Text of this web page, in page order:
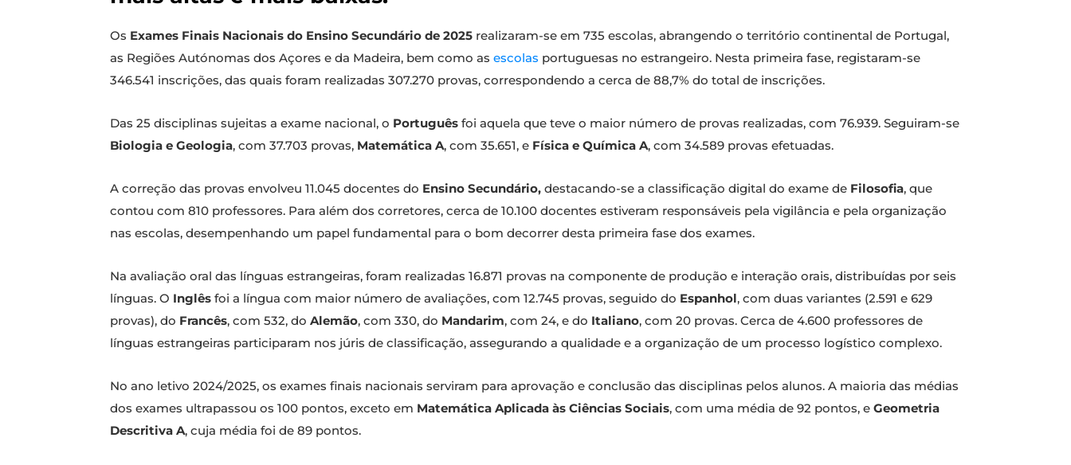
Os Exames Finais Nacionais do Ensino Secundário de 2025 realizaram-se em 735 escolas, abrangendo o território continental de Portugal,
as Regiões Autónomas dos Açores e da Madeira, bem como as escolas portuguesas no estrangeiro. Nesta primeira fase, registaram-se
346.541 inscrições, das quais foram realizadas 307.270 provas, correspondendo a cerca de 88,7% do total de inscrições.
Das 25 disciplinas sujeitas a exame nacional, o Português foi aquela que teve o maior número de provas realizadas, com 76.939. Seguiram-se
Biologia e Geologia, com 37.703 provas, Matemática A, com 35.651, e Física e Química A, com 34.589 provas efetuadas.
A correção das provas envolveu 11.045 docentes do Ensino Secundário, destacando-se a classificação digital do exame de Filosofia, que
contou com 810 professores. Para além dos corretores, cerca de 10.100 docentes estiveram responsáveis pela vigilância e pela organização
nas escolas, desempenhando um papel fundamental para o bom decorrer desta primeira fase dos exames.
Na avaliação oral das línguas estrangeiras, foram realizadas 16.871 provas na componente de produção e interação orais, distribuídas por seis
línguas. O Inglês foi a língua com maior número de avaliações, com 12.745 provas, seguido do Espanhol, com duas variantes (2.591 e 629
provas), do Francês, com 532, do Alemão, com 330, do Mandarim, com 24, e do Italiano, com 20 provas. Cerca de 4.600 professores de
línguas estrangeiras participaram nos júris de classificação, assegurando a qualidade e a organização de um processo logístico complexo.
No ano letivo 2024/2025, os exames finais nacionais serviram para aprovação e conclusão das disciplinas pelos alunos. A maioria das médias
dos exames ultrapassou os 100 pontos, exceto em Matemática Aplicada às Ciências Sociais, com uma média de 92 pontos, e Geometria
Descritiva A, cuja média foi de 89 pontos.